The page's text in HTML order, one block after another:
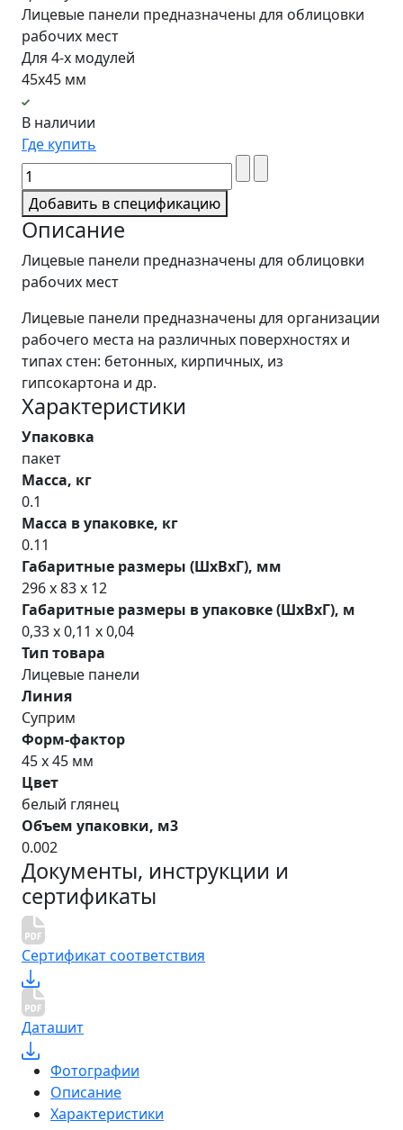
Лицевые панели предназначены для облицовки
рабочих мест
Для 4-х модулей
45х45 мм
В наличии
Где купить
Добавить в спецификацию
Описание
Лицевые панели предназначены для облицовки
рабочих мест
Лицевые панели предназначены для организации
рабочего места на различных поверхностях и
типах стен: бетонных, кирпичных, из
гипсокартона и др.
Характеристики
Упаковка
пакет
Масса, кг
0.1
Масса в упаковке, кг
0.11
Габаритные размеры (ШхВхГ), мм
296 х 83 х 12
Габаритные размеры в упаковке (ШхВхГ), м
0,33 x 0,11 x 0,04
Тип товара
Лицевые панели
Линия
Суприм
Форм-фактор
45 х 45 мм
Цвет
белый глянец
Объем упаковки, м3
0.002
Документы, инструкции и
сертификаты
Сертификат соответствия
Даташит
Фотографии
Описание
Характеристики